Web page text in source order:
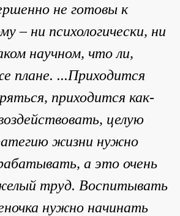
не готовы к
– ни психологически, ни
научном, что ли,
плане. ...Приходится
приходится как-
целую
жизни нужно
а это очень
труд. Воспитывать
нужно начинать